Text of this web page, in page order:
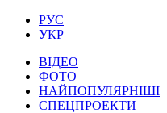
РУС
УКР
ВІДЕО
ФОТО
НАЙПОПУЛЯРНІШІ
СПЕЦПРОЕКТИ